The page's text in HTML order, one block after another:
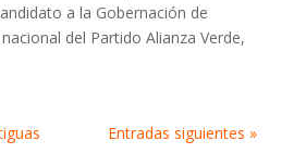
a la Gobernación de
del Partido Alianza Verde,
Entradas siguientes »